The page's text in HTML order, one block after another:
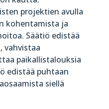
projektien avulla
kohentamista ja
Säätiö edistää
vahvistaa
paikallistalouksia
edistää puhtaan
siellä